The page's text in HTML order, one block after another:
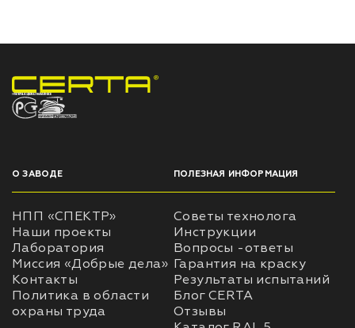
НПП «СПЕКТР» ЗАВОД ЛАКОКРАСОЧНЫХ МАТЕРИАЛОВ
О ЗАВОДЕ
НПП «СПЕКТР»
Наши проекты
Лаборатория
Миссия «Добрые дела»
Контакты
Политика в области
ПОЛЕЗНАЯ ИНФОРМАЦИЯ
Советы технолога
Инструкции
Вопросы -ответы
Гарантия на краску
Результаты испытаний
Блог CERTA
Отзывы